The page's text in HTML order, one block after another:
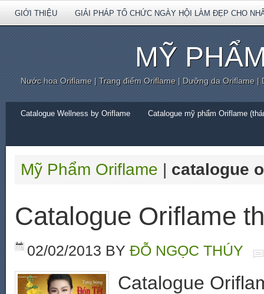
GIỚI THIỆU GIẢI PHÁP TỔ CHỨC NGÀY HỘI LÀM ĐẸP CHO
MỸ
Nước hoa Oriflame | Trang điểm Oriflame | Dưỡng da Oriflame
Catalogue Wellness by Oriflame Catalogue mỹ phẩm Oriflame
Mỹ Phẩm Oriflame | catalogue
Catalogue Oriflame
02/02/2013 BY ĐỖ NGỌC THÚY
Catalogue